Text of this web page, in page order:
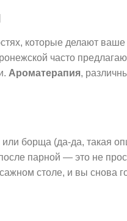
которые делают ваше
часто
Ароматерапия,
борща (да-да, такая
парной — это не
столе, и вы снова